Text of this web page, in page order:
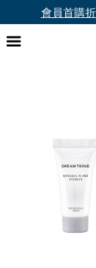
會員首購
綠-023【鈴蘭&琥珀